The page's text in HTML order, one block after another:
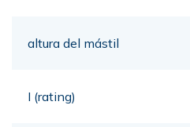
altura del mástil
I (rating)